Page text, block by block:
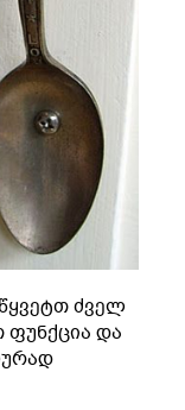
ძველ
ფუნქცია და